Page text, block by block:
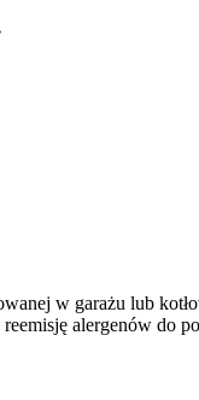
w garażu lub
alergenów do